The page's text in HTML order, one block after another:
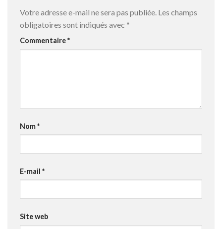
Votre adresse e-mail ne sera pas publiée. Les champs
obligatoires sont indiqués avec *
Commentaire*
Nom*
E-mail *
Site web